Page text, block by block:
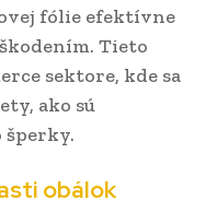
fólie efektívne
Tieto
sektore, kde sa
ako sú
šperky.
obálok